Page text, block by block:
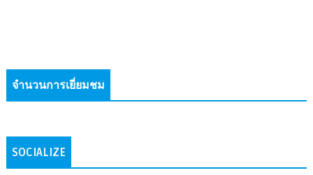
จำนวนการเยี่ยมชม
SOCIALIZE